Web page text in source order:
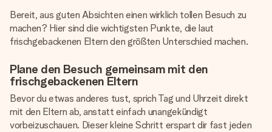
Bereit, aus guten Absichten einen wirklich tollen Besuch zu
machen? Hier sind die wichtigsten Punkte, die laut
frischgebackenen Eltern den größten Unterschied machen.
Plane den Besuch gemeinsam mit den
frischgebackenen Eltern
Bevor du etwas anderes tust, sprich Tag und Uhrzeit direkt
mit den Eltern ab, anstatt einfach unangekündigt
vorbeizuschauen. Dieser kleine Schritt erspart dir fast jeden